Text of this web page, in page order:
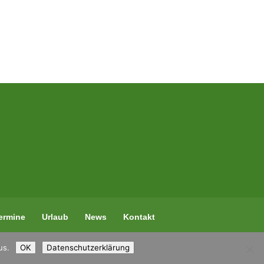
Urlaub News Kontakt
OK Datenschutzerklärung